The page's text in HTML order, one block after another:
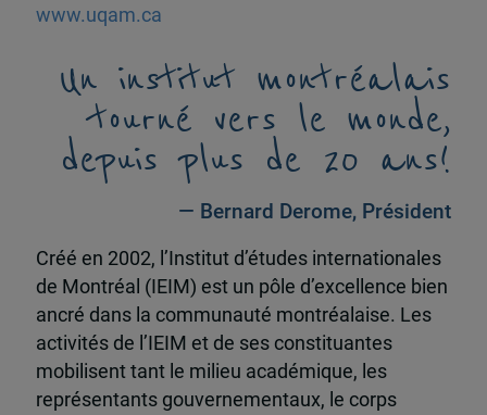
www.uqam.ca
Un institut montréalais
tourné vers le monde,
depuis plus de 20 ans!
— Bernard Derome, Président
Créé en 2002, l’Institut d’études internationales
de Montréal (IEIM) est un pôle d’excellence bien
ancré dans la communauté montréalaise. Les
activités de l’IEIM et de ses constituantes
mobilisent tant le milieu académique, les
représentants gouvernementaux, le corps